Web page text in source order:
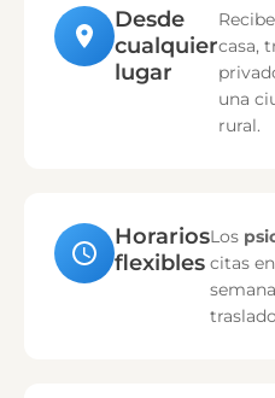
Desde
cualquier
lugar
Recibe
casa,
una
rural.
Horarios
flexibles
Los
citas